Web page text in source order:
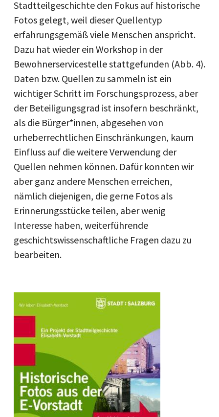
Stadtteilgeschichte den Fokus auf historische
Fotos gelegt, weil dieser Quellentyp
erfahrungsgemäß viele Menschen anspricht.
Dazu hat wieder ein Workshop in der
Bewohnerservicestelle stattgefunden (Abb. 4).
Daten bzw. Quellen zu sammeln ist ein
wichtiger Schritt im Forschungsprozess, aber
der Beteiligungsgrad ist insofern beschränkt,
als die Bürger*innen, abgesehen von
urheberrechtlichen Einschränkungen, kaum
Einfluss auf die weitere Verwendung der
Quellen nehmen können. Dafür konnten wir
aber ganz andere Menschen erreichen,
nämlich diejenigen, die gerne Fotos als
Erinnerungsstücke teilen, aber wenig
Interesse haben, weiterführende
geschichtswissenschaftliche Fragen dazu zu
bearbeiten.
Image